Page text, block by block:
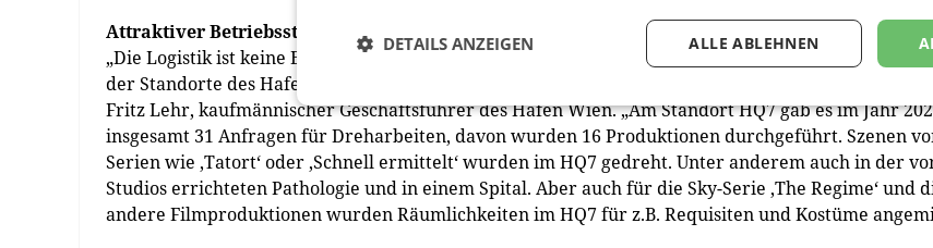
Attraktiver Betriebsstandort
„Die Logistik ist keine Einbahnstraße, das zeigt nicht nur die Entstehung zweier neuer Filmhallen
der Standorte des Hafen Wien – im HQ7, sondern auch die Nachfrage für Filmproduktionen“,
Fritz Lehr, kaufmännischer Geschäftsführer des Hafen Wien. „Am Standort HQ7 gab es im Jahr
insgesamt 31 Anfragen für Dreharbeiten, davon wurden 16 Produktionen durchgeführt. Szenen
Serien wie ‚Tatort‘ oder ‚Schnell ermittelt‘ wurden im HQ7 gedreht. Unter anderem auch in der
Studios errichteten Pathologie und in einem Spital. Aber auch für die Sky-Serie ‚The Regime‘ und
andere Filmproduktionen wurden Räumlichkeiten im HQ7 für z.B. Requisiten und Kostüme
ALLE ABLEHNEN
DETAILS ANZEIGEN